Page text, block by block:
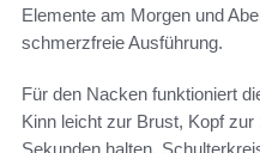
Elemente am Morgen und
schmerzfreie Ausführung.
Für den Nacken funktioniert
Kinn leicht zur Brust, Kopf zur